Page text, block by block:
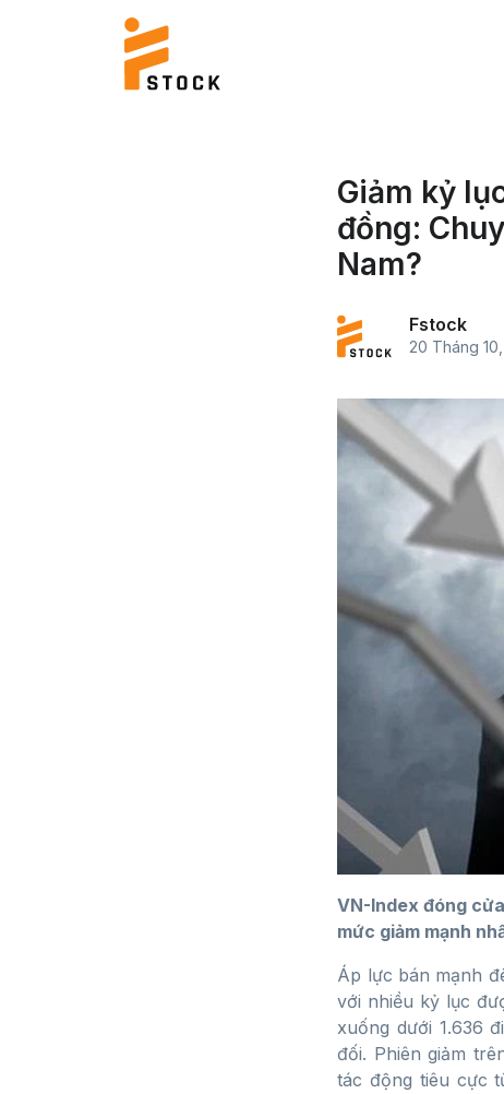
Giảm kỷ
đồng:
Nam?
Fstock
20 Tháng
VN-Index đóng
mức giảm mạnh
Áp lực bán mạnh
với nhiều kỷ lục
xuống dưới 1.636
đối. Phiên giảm
tác động tiêu cực